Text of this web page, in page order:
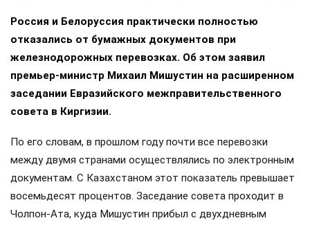
Россия и Белоруссия практически полностью
отказались от бумажных документов при
железнодорожных перевозках. Об этом заявил
премьер-министр Михаил Мишустин на расширенном
заседании Евразийского межправительственного
совета в Киргизии.
По его словам, в прошлом году почти все перевозки
между двумя странами осуществлялись по электронным
документам. С Казахстаном этот показатель превышает
восемьдесят процентов. Заседание совета проходит в
Чолпон-Ата, куда Мишустин прибыл с двухдневным